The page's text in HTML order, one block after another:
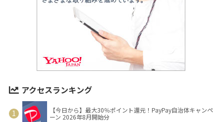
アクセスランキング
【今日から】最大30％ポイント還元！PayPay自治体キャンペ
ーン 2026年8月開始分